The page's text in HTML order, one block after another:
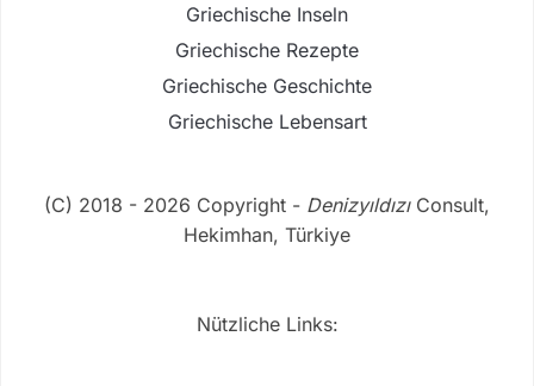
Griechische Inseln
Griechische Rezepte
Griechische Geschichte
Griechische Lebensart
(C) 2018 - 2026 Copyright - DenizyıldızıConsult,
Hekimhan, Türkiye
Nützliche Links: